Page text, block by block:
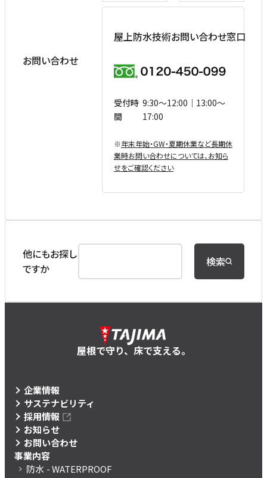
お問い合わせ
屋上防水技術お問い合わせ窓口
受付時
間
9:30〜12:00｜13:00〜
17:00
※年末年始・GW・夏期休業など⻑期休
業時お問い合わせについては、お知ら
せをご確認ください
他にもお探し
ですか
検索
屋根で守り、床で支える。
企業情報
サステナビリティ
採用情報
お知らせ
お問い合わせ
事業内容
防水 - WATERPROOF